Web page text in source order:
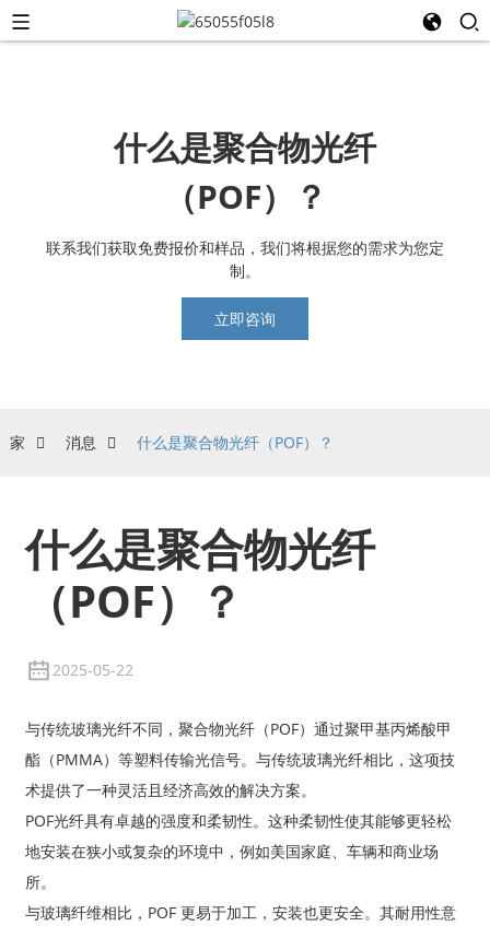
什么是聚合物光纤
（POF）？
联系我们获取免费报价和样品，我们将根据您的需求为您定
制。
立即咨询
家 消息 什么是聚合物光纤（POF）？
什么是聚合物光纤
（POF）？
2025-05-22
与传统玻璃光纤不同，聚合物光纤（POF）通过聚甲基丙烯酸甲
酯（PMMA）等塑料传输光信号。与传统玻璃光纤相比，这项技
术提供了一种灵活且经济高效的解决方案。
POF光纤具有卓越的强度和柔韧性。这种柔韧性使其能够更轻松
地安装在狭小或复杂的环境中，例如美国家庭、车辆和商业场
所。
与玻璃纤维相比，POF 更易于加工，安装也更安全。其耐用性意